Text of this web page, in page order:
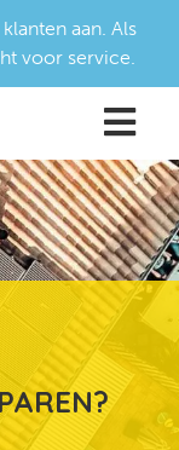
aan. Als
voor service.